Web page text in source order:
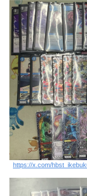
https://x.com/